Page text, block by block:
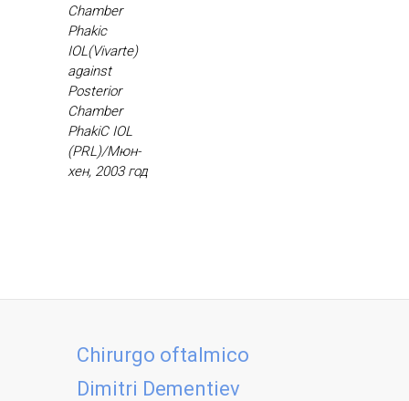
Chamber
Phakic
IOL(Vivarte)
against
Posterior
Chamber
PhakiC IOL
(PRL)/Мюн­
хен, 2003 год
Chirurgo oftalmico
Dimitri Dementiev